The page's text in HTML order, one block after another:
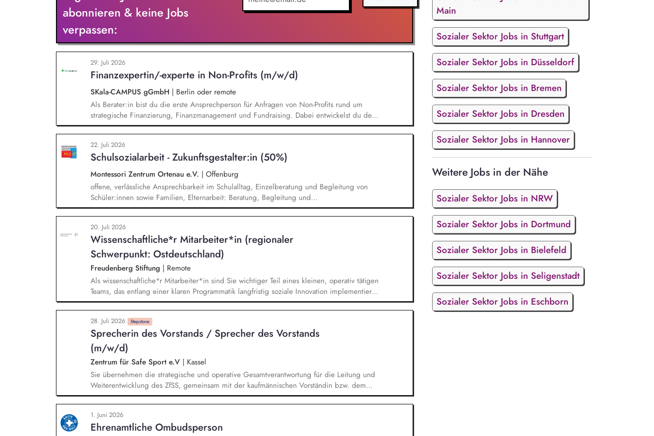
zusammen.
abonnieren & keine Jobs
verpassen:
29. Juli 2026
Finanzexpertin/-experte in Non-Profits (m/w/d)
SKala-CAMPUS gGmbH | Berlin oder remote
Als Berater:in bist du die erste Ansprechperson für Anfragen von Non-Profits rund um
strategische Finanzierung, Finanzmanagement und Fundraising. Dabei entwickelst du den
gesamten Prozess von der Anfrage über Angebotserstellung bis zur eigenverantwortlichen
Umsetzung. Auf Basis der jeweiligen Herausforderungen entwickelst du passgenaue
Beratungsprozesse und berätst Organisationen zu zentralen Fragen ihrer finanziellen
Steuerung und strategischen Weiterentwicklung.
22. Juli 2026
Schulsozialarbeit - Zukunftsgestalter:in (50%)
Montessori Zentrum Ortenau e.V. | Offenburg
offene, verlässliche Ansprechbarkeit im Schulalltag, Einzelberatung und Begleitung von
Schüler:innen sowie Familien, Elternarbeit: Beratung, Begleitung und
Informationsangebote, sozialpädagogische Gruppenangebote (z. B. soziales Lernen,
Prävention, Selbstkompetenz), Konfliktbegleitung und Stärkung der Beziehungskultur im
Schulalltag, Zusammenarbeit im multiprofessionellen Schulteam
20. Juli 2026
Wissenschaftliche*r Mitarbeiter*in (regionaler
Schwerpunkt: Ostdeutschland)
Freudenberg Stiftung | Remote
Als wissenschaftliche*r Mitarbeiter*in sind Sie wichtiger Teil eines kleinen, operativ tätigen
Teams, das entlang einer klaren Programmatik langfristig soziale Innovation implementiert.
Sie unterstützen die Geschäftsführung bei der Umsetzung der Stiftungsprogrammatik und
entwickeln dabei die Internationalisierungsstrategie der Stiftung weiter. Sie übersetzen
wissenschaftliche Erkenntnisse in alltagsangebundene Handlungsansätze entlang unserer
Stiftungsprogrammatik.
28. Juli 2026 Stepstone
Sprecherin des Vorstands / Sprecher des Vorstands
(m/w/d)
Zentrum für Safe Sport e.V | Kassel
Sie übernehmen die strategische und operative Gesamtverantwortung für die Leitung und
Weiterentwicklung des ZfSS, gemeinsam mit der kaufmännischen Vorständin bzw. dem
kaufmännischen Vorstand. Sie verantworten die Erarbeitung, Umsetzung und
kontinuierliche Weiterentwicklung des inhaltlichen Gesamtkonzepts des ZfSS. Dabei
gestalten Sie die fachliche Ausrichtung und Weiterentwicklung sowie den Auf- und Ausbau
der Aufgabenbereiche Prävention und Aufarbeitung sowie Untersuchung / Intervention /
1. Juni 2026
Ehrenamtliche Ombudsperson
Main
Sozialer Sektor Jobs in Stuttgart
Sozialer Sektor Jobs in Düsseldorf
Sozialer Sektor Jobs in Bremen
Sozialer Sektor Jobs in Dresden
Sozialer Sektor Jobs in Hannover
Weitere Jobs in der Nähe
Sozialer Sektor Jobs in NRW
Sozialer Sektor Jobs in Dortmund
Sozialer Sektor Jobs in Bielefeld
Sozialer Sektor Jobs in Seligenstadt
Sozialer Sektor Jobs in Eschborn